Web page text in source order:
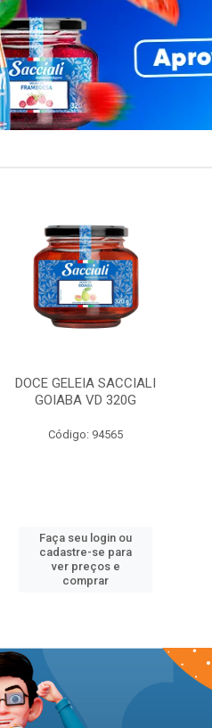
DOCE GELEIA SACCIALI
GOIABA VD 320G
Código: 94565
Faça seu login ou
cadastre-se para
ver preços e
comprar